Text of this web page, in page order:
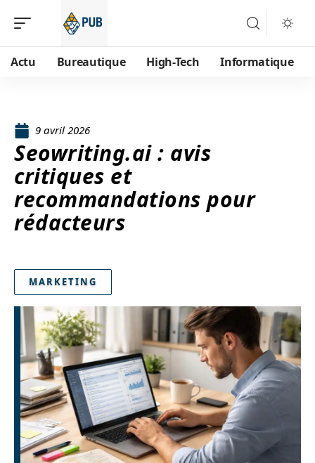
Actu Bureautique High-Tech Informatique
9 avril 2026
Seowriting.ai : avis
critiques et
recommandations pour
rédacteurs
MARKETING